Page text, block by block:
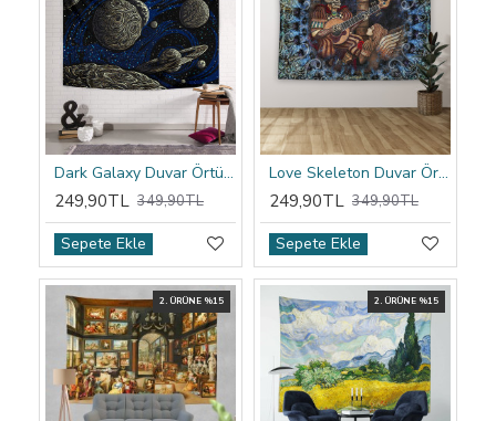
Dark Galaxy Duvar Örtüsü
249,90TL 349,90TL
Sepete Ekle
Love Skeleton Duvar Örtüsü
249,90TL 349,90TL
Sepete Ekle
2. ÜRÜNE %15 2. ÜRÜNE %15